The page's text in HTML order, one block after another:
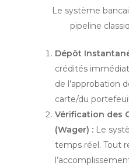
Le système
pipeline
Dépôt
crédités
de l’approbation
carte/du
Vérification des
(Wager) : Le
temps réel. Tout